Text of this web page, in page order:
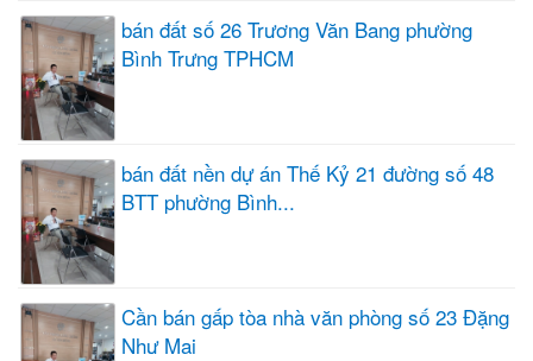
bán đất số 26 Trương Văn Bang phường
Bình Trưng TPHCM
bán đất nền dự án Thế Kỷ 21 đường số 48
BTT phường Bình...
Cần bán gấp tòa nhà văn phòng số 23 Đặng
Như Mai